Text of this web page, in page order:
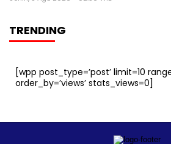
TRENDING
[wpp post_type=’post’ limit=10
order_by=’views’ stats_views=0]